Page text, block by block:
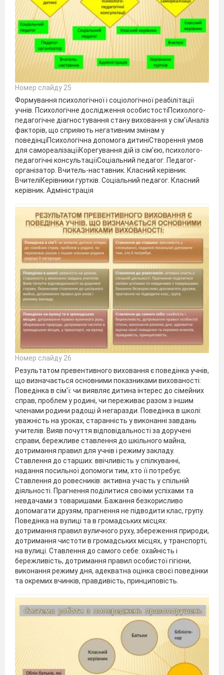
Номер слайду 25
Формування психологічної і соціологічної реабілітації
учнів. Психологічне дослідження особистостіПсихолого-
педагогічне діагностування стану виховання у сім’їАналіз
факторів, що сприяють негативним змінам у
поведінціПсихологічна допомога дитиніСтворення умов
для самореалізаціїКорегування дій із сім’єю, психолого-
педагогічні консультаціїСоціальний педагог. Педагог-
організатор. Вчитель-наставник. Класний керівник.
ВчителіКерівники гуртків. Соціальний педагог. Класний
керівник. Адміністрація
Номер слайду 26
Результатом превентивного виховання є поведінка учнів,
що визначається основними показниками вихованості:
Поведінка в сім'ї: чи виявляє дитина інтерес до сімейних
справ, проблем у родині, чи переживає разом з іншим
членами родини радощі й негаразди. Поведінка в школі:
уважність на уроках, старанність у виконанні завдань
учителів. Вияв почуття відповідальності за доручені
справи, бережливе ставлення до шкільного майна,
дотримання правил для учнів і режиму закладу.
Ставлення до старших: ввічливість у спілкуванні,
надання посильної допомоги тим, хто її потребує.
Ставлення до ровесників: активна участь у спільній
діяльності. Прагнення поділитися своїми успіхами та
невдачами з товаришами. Бажання безкорисливо
допомагати друзям, прагнення не підводити клас, групу.
Поведінка на вулиці та в громадських місцях:
дотримання правил вуличного руху, збереження природи,
дотримання чистоти в громадських місцях, у транспорті,
на вулиці. Ставлення до самого себе: охайність і
бережливість, дотримання правил особистої гігієни,
виконання режиму дня, адекватна оцінка своєї поведінки
та окремих вчинків, правдивість, принциповість.